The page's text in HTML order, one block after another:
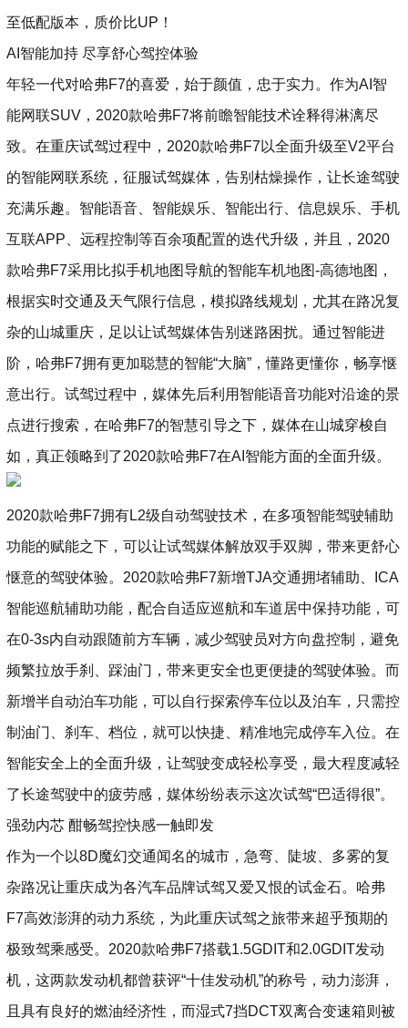
至低配版本，质价比UP！
AI智能加持 尽享舒心驾控体验
年轻一代对哈弗F7的喜爱，始于颜值，忠于实力。作为AI智
能网联SUV，2020款哈弗F7将前瞻智能技术诠释得淋漓尽
致。在重庆试驾过程中，2020款哈弗F7以全面升级至V2平台
的智能网联系统，征服试驾媒体，告别枯燥操作，让长途驾驶
充满乐趣。智能语音、智能娱乐、智能出行、信息娱乐、手机
互联APP、远程控制等百余项配置的迭代升级，并且，2020
款哈弗F7采用比拟手机地图导航的智能车机地图-高德地图，
根据实时交通及天气限行信息，模拟路线规划，尤其在路况复
杂的山城重庆，足以让试驾媒体告别迷路困扰。通过智能进
阶，哈弗F7拥有更加聪慧的智能“大脑”，懂路更懂你，畅享惬
意出行。试驾过程中，媒体先后利用智能语音功能对沿途的景
点进行搜索，在哈弗F7的智慧引导之下，媒体在山城穿梭自
如，真正领略到了2020款哈弗F7在AI智能方面的全面升级。
2020款哈弗F7拥有L2级自动驾驶技术，在多项智能驾驶辅助
功能的赋能之下，可以让试驾媒体解放双手双脚，带来更舒心
惬意的驾驶体验。2020款哈弗F7新增TJA交通拥堵辅助、ICA
智能巡航辅助功能，配合自适应巡航和车道居中保持功能，可
在0-3s内自动跟随前方车辆，减少驾驶员对方向盘控制，避免
频繁拉放手刹、踩油门，带来更安全也更便捷的驾驶体验。而
新增半自动泊车功能，可以自行探索停车位以及泊车，只需控
制油门、刹车、档位，就可以快捷、精准地完成停车入位。在
智能安全上的全面升级，让驾驶变成轻松享受，最大程度减轻
了长途驾驶中的疲劳感，媒体纷纷表示这次试驾“巴适得很”。
强劲内芯 酣畅驾控快感一触即发
作为一个以8D魔幻交通闻名的城市，急弯、陡坡、多雾的复
杂路况让重庆成为各汽车品牌试驾又爱又恨的试金石。哈弗
F7高效澎湃的动力系统，为此重庆试驾之旅带来超乎预期的
极致驾乘感受。2020款哈弗F7搭载1.5GDIT和2.0GDIT发动
机，这两款发动机都曾获评“十佳发动机”的称号，动力澎湃，
且具有良好的燃油经济性，而湿式7挡DCT双离合变速箱则被